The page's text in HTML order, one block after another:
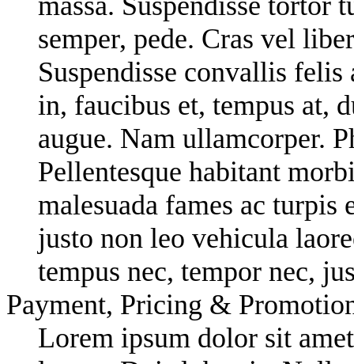
semper, pede. Cras vel
Suspendisse convallis
in, faucibus et, tempus at,
augue. Nam ullamcorper.
Pellentesque habitant
malesuada fames ac turpis
justo non leo vehicula
tempus nec, tempor nec,
Payment, Pricing &
Lorem ipsum dolor sit